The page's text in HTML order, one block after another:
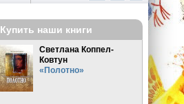
Купить наши книги
Светлана Коппел-
Ковтун
«Полотно»